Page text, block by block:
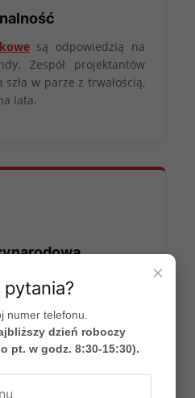
są odpowiedzią na
Zespół projektantów
w parze z trwałością,
lata.
targach,
czy
i prezentujemy polską
×
pytania?
numer telefonu.
dzień roboczy
pt. w godz. 8:30-15:30).